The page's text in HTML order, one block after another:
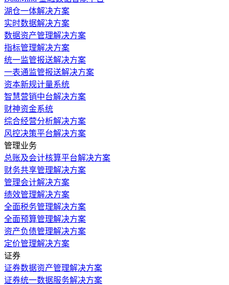
湖仓一体解决方案
实时数据解决方案
数据资产管理解决方案
指标管理解决方案
统一监管报送解决方案
一表通监管报送解决方案
资本新规计量系统
智慧营销中台解决方案
财神资金系统
综合经营分析解决方案
风控决策平台解决方案
管理业务
总账及会计核算平台解决方案
财务共享管理解决方案
管理会计解决方案
绩效管理解决方案
全面税务管理解决方案
全面预算管理解决方案
资产负债管理解决方案
定价管理解决方案
证券
证券数据资产管理解决方案
证券统一数据服务解决方案